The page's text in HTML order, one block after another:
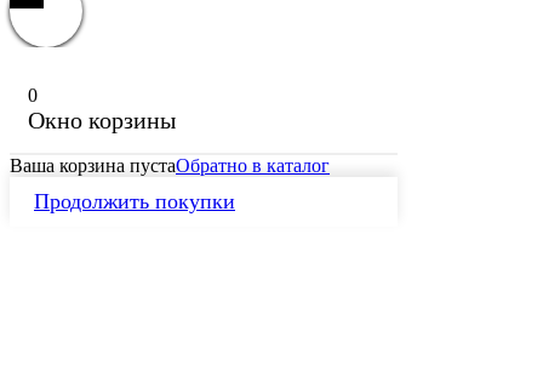
0
Окно корзины
Ваша корзина пустаОбратно в каталог
Продолжить покупки